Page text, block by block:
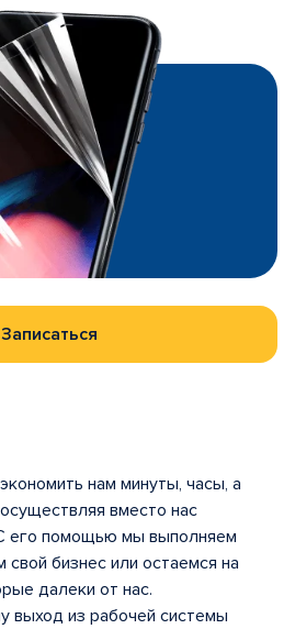
Записаться
нам минуты, часы, а
вместо нас
его помощью мы выполняем
бизнес или остаемся на
далеки от нас.
выход из рабочей системы